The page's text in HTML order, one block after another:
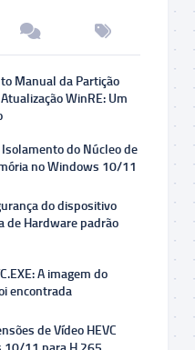
Manual da Partição
WinRE: Um
do Núcleo de
no Windows 10/11
do dispositivo
de Hardware padrão
A imagem do
encontrada
de Vídeo HEVC